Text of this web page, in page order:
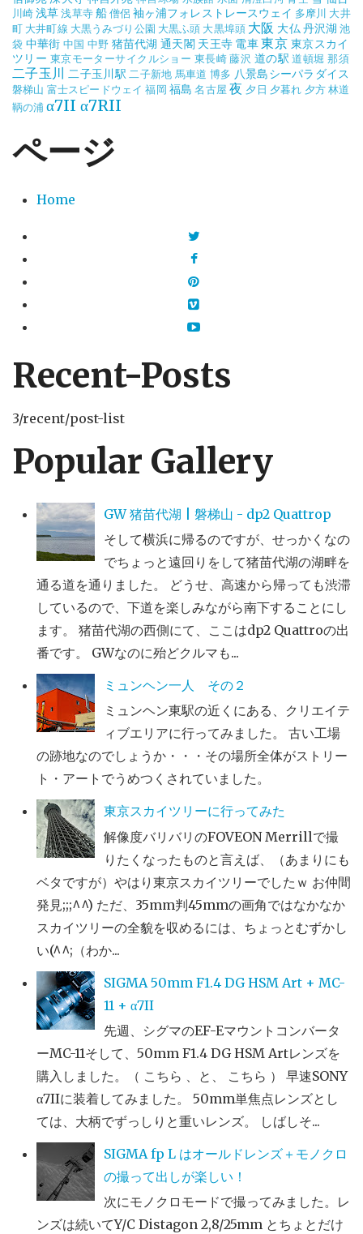
川崎 浅草 浅草寺 船僧侶 袖ヶ浦フォレストレースウェイ 多摩川 大井
町 大井町線 大黒うみづり公園 大黒ふ頭 大黒埠頭 大阪 大仏丹沢湖 池
袋 中華街 中国 中野 猪苗代湖 通天閣 天王寺 電車東京 東京スカイ
ツリー 東京モーターサイクルショー 東長崎 藤沢 道の駅 道頓堀 那須
二子玉川 二子玉川駅 二子新地 馬車道 博多 八景島シーパラダイス
磐梯山 富士スピードウェイ 福岡 福島 名古屋 夜 夕日 夕暮れ 夕方林道
鞆の浦α7II α7RII
ページ
Home
Recent-Posts
3/recent/post-list
Popular Gallery
GW 猪苗代湖 | 磐梯山 - dp2 Quattrop
そして横浜に帰るのですが、せっかくなの
でちょっと遠回りをして猪苗代湖の湖畔を
通る道を通りました。 どうせ、高速から帰っても渋滞
しているので、下道を楽しみながら南下することにし
ます。 猪苗代湖の西側にて、ここはdp2 Quattroの出
番です。 GWなのに殆どクルマも...
ミュンヘン一人 その２
ミュンヘン東駅の近くにある、クリエイテ
ィブエリアに行ってみました。 古い工場
の跡地なのでしょうか・・・その場所全体がストリー
ト・アートでうめつくされていました。
東京スカイツリーに行ってみた
解像度バリバリのFOVEON Merrillで撮
りたくなったものと言えば、（あまりにも
ベタですが）やはり東京スカイツリーでしたｗ お仲間
発見;;;^^) ただ、35mm判45mmの画角ではなかなか
スカイツリーの全貌を収めるには、ちょっとむずかし
い(^^;（わか...
SIGMA 50mm F1.4 DG HSM Art + MC-
11 + α7II
先週、シグマのEF-Eマウントコンバータ
ーMC-11そして、50mm F1.4 DG HSM Artレンズを
購入しました。（ こちら 、と、 こちら ） 早速SONY
α7IIに装着してみました。 50mm単焦点レンズとし
ては、大柄でずっしりと重いレンズ。 しばしそ...
SIGMA fp L はオールドレンズ＋モノクロ
の撮って出しが楽しい！
次にモノクロモードで撮ってみました。レ
ンズは続いてY/C Distagon 2,8/25mm とちょとだけ